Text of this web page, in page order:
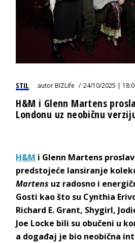
STIL autorBIZLife 24/10/2025 |
H&M i Glenn Martens
Londonu uz neobičnu
H&M i Glenn Martens
predstojeće lansiranje
Martens uz radosno i
Gosti kao što su Cynthia
Richard E. Grant, Shygirl,
Joe Locke bili su obučeni u
a događaj je bio neobična